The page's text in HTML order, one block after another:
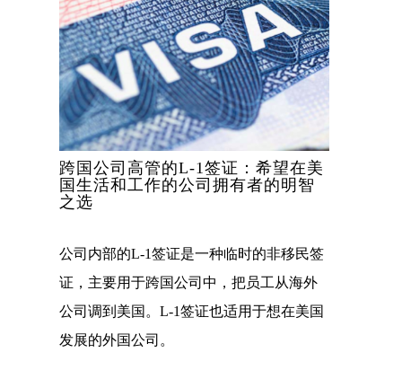
跨国公司高管的L-1签证：希望在美
国生活和工作的公司拥有者的明智
之选
公司内部的L-1签证是一种临时的非移民签
证，主要用于跨国公司中，把员工从海外
公司调到美国。L-1签证也适用于想在美国
发展的外国公司。